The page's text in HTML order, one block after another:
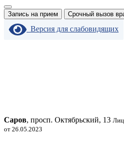
Запись на прием Срочный вызов
Версия для слабовидящих
Саров, просп. Октябрьский, 13
от 26.05.2023